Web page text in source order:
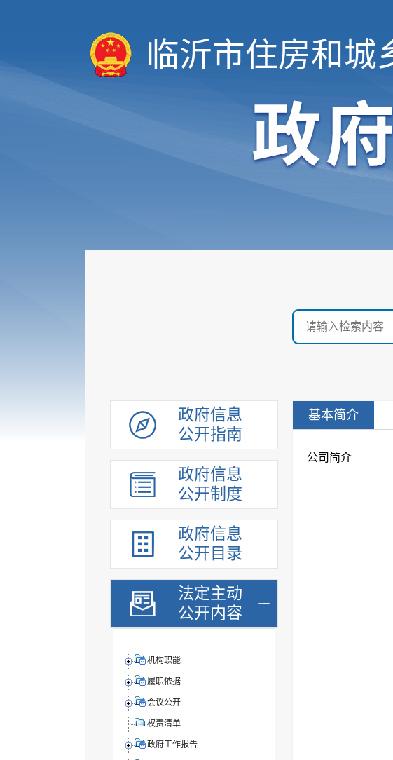
临沂市住房和城
政府信息
公开指南
政府信息
公开制度
政府信息
公开目录
法定主动
公开内容
机构职能
履职依据
会议公开
权责清单
政府工作报告
基本简介
公司简介